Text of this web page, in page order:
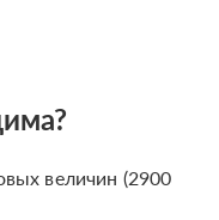
величин (2900